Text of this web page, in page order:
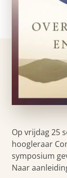
Op vrijdag 25
hoogleraar
symposium
Naar